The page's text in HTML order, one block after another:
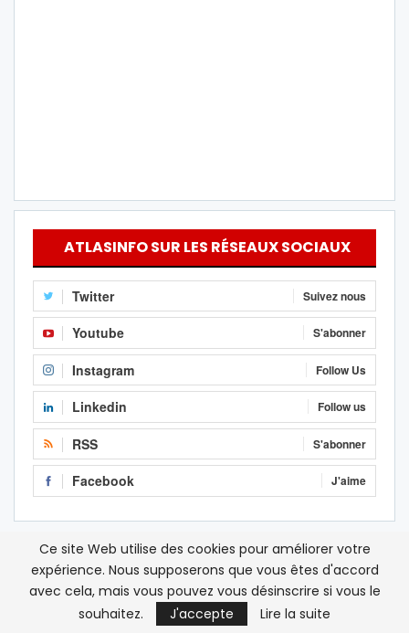
ATLASINFO SUR LES RÉSEAUX SOCIAUX
Twitter Suivez nous
Youtube S'abonner
Instagram Follow Us
Linkedin Follow us
RSS S'abonner
Facebook J'aime
Ce site Web utilise des cookies pour améliorer votre
expérience. Nous supposerons que vous êtes d'accord
avec cela, mais vous pouvez vous désinscrire si vous le
souhaitez.
J'accepte Lire la suite